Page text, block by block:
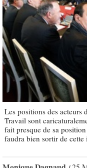
Les positions des
Travail sont
fait presque de sa
faudra bien sortir de cette